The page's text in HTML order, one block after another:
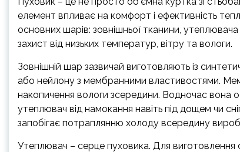
елемент впливає на комфорт і ефективність
основних шарів: зовнішньої тканини,
захист від низьких температур, вітру та вологи.
Зовнішній шар зазвичай виготовляють із
або нейлону з мембранними властивостями.
накопичення вологи зсередини. Водночас
утеплювач від намокання навіть під дощем чи
запобігає потраплянню холоду всередину
Утеплювач – серце пуховика. Для виготовлення